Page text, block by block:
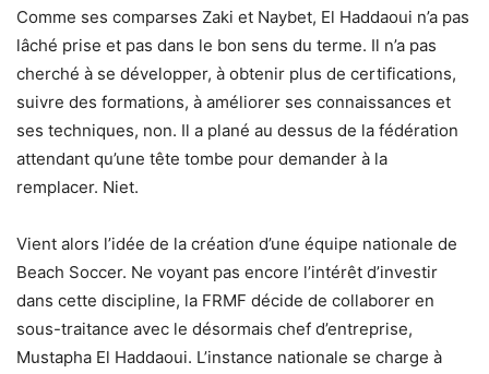
Comme ses comparses Zaki et Naybet, El Haddaoui n’a pas
lâché prise et pas dans le bon sens du terme. Il n’a pas
cherché à se développer, à obtenir plus de certifications,
suivre des formations, à améliorer ses connaissances et
ses techniques, non. Il a plané au dessus de la fédération
attendant qu’une tête tombe pour demander à la
remplacer. Niet.
Vient alors l’idée de la création d’une équipe nationale de
Beach Soccer. Ne voyant pas encore l’intérêt d’investir
dans cette discipline, la FRMF décide de collaborer en
sous-traitance avec le désormais chef d’entreprise,
Mustapha El Haddaoui. L’instance nationale se charge à